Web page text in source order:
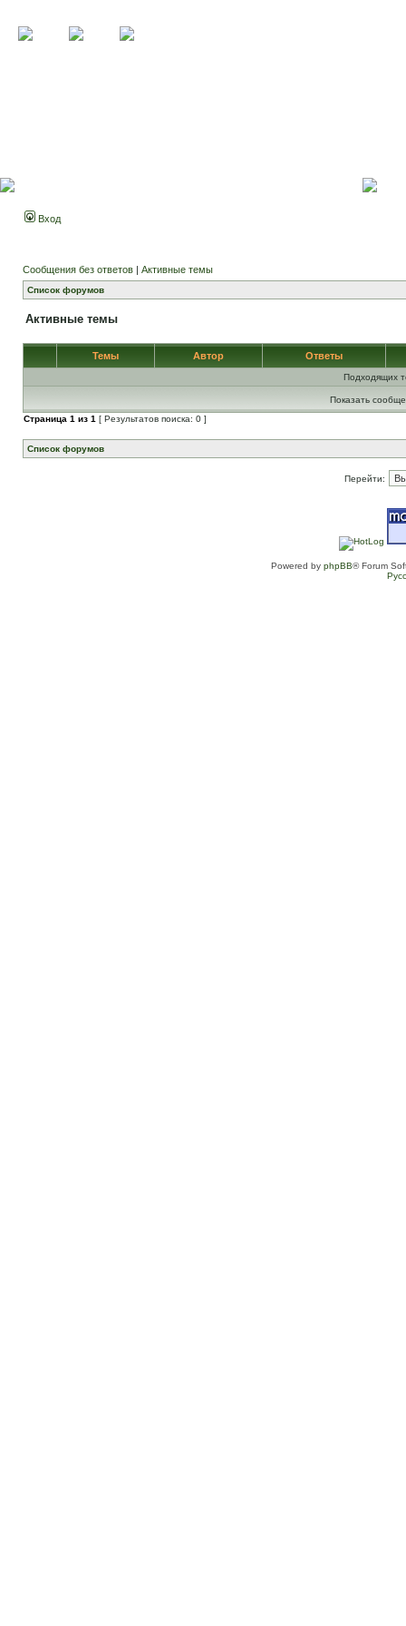
Вход
Сообщения без ответов | Активные темы
Список форумов
Активные темы
Темы Автор Ответы
Подходящих
Показать
Страница 1 из 1 [ Результатов поиска: 0 ]
Список форумов
Перейти:
Powered by phpBB® Forum